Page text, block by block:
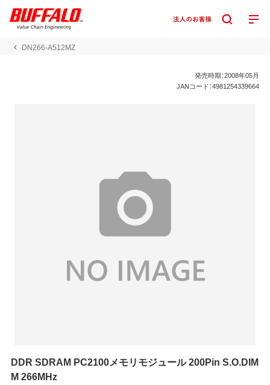
DN266-A512MZ
発売時期：2008年05月
JANコード：4981254339664
DDR SDRAM PC2100メモリモジュール 200Pin S.O.DIM
M 266MHz